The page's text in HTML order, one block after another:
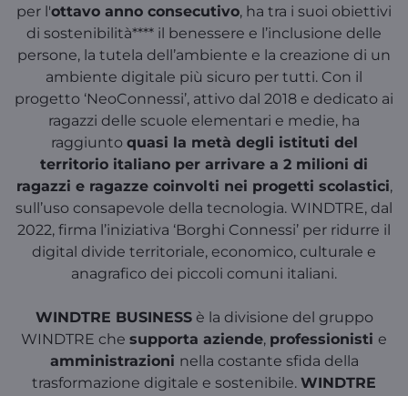
per l'ottavo anno consecutivo, ha tra i suoi obiettivi
di sostenibilità**** il benessere e l’inclusione delle
persone, la tutela dell’ambiente e la creazione di un
ambiente digitale più sicuro per tutti. Con il
progetto ‘NeoConnessi’, attivo dal 2018 e dedicato ai
ragazzi delle scuole elementari e medie, ha
raggiunto quasi la metà degli istituti del
territorio italiano per arrivare a 2 milioni di
ragazzi e ragazze coinvolti nei progetti scolastici,
sull’uso consapevole della tecnologia. WINDTRE, dal
2022, firma l’iniziativa ‘Borghi Connessi’ per ridurre il
digital divide territoriale, economico, culturale e
anagrafico dei piccoli comuni italiani.
WINDTRE BUSINESSè la divisione del gruppo
WINDTRE che supporta aziende, professionisti e
amministrazioni nella costante sfida della
trasformazione digitale e sostenibile. WINDTRE